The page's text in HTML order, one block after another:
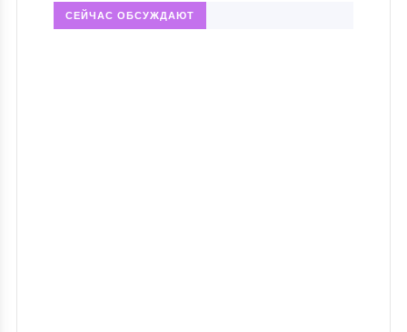
СЕЙЧАС ОБСУЖДАЮТ